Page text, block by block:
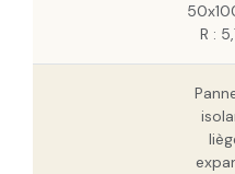
R :